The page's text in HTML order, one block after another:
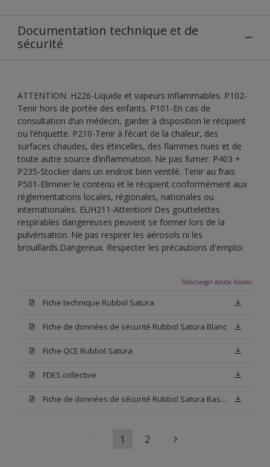
Documentation technique et de
sécurité
ATTENTION. H226-Liquide et vapeurs inflammables. P102-
Tenir hors de portée des enfants. P101-En cas de
consultation d’un médecin, garder à disposition le récipient
ou l’étiquette. P210-Tenir à l’écart de la chaleur, des
surfaces chaudes, des étincelles, des flammes nues et de
toute autre source d’inflammation. Ne pas fumer. P403 +
P235-Stocker dans un endroit bien ventilé. Tenir au frais.
P501-Eliminer le contenu et le récipient conformément aux
réglementations locales, régionales, nationales ou
internationales. EUH211-Attention! Des gouttelettes
respirables dangereuses peuvent se former lors de la
pulvérisation. Ne pas respirer les aérosols ni les
brouillards.Dangereux. Respecter les précautions d'emploi
Télécharger Adobe Reader
Fiche technique Rubbol Satura
Fiche de données de sécurité Rubbol Satura Blanc
Fiche QCE Rubbol Satura
FDES collective
Fiche de données de sécurité Rubbol Satura Base N00
1 2